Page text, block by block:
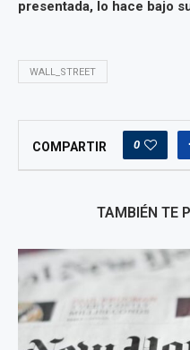
presentada, lo hace bajo
WALL_STREET
COMPARTIR 0
TAMBIÉN TE